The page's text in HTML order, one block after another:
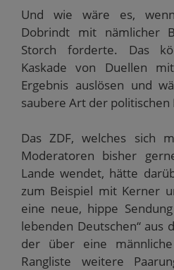
Und wie wäre es,
Dobrindt mit nämlicher
Storch forderte. Das
Kaskade von Duellen
Ergebnis auslösen und
saubere Art der politischen
Das ZDF, welches sich
Moderatoren bisher
Lande wendet, hätte
zum Beispiel mit Kerner
eine neue, hippe
lebenden Deutschen“ aus
der über eine
Rangliste weitere